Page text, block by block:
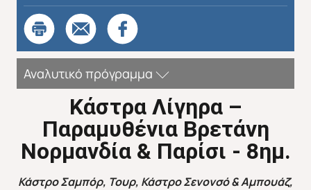
Αναλυτικό πρόγραμμα
Kάστρα Λίγηρα –
Παραμυθένια Βρετάνη
Νορμανδία & Παρίσι - 8ημ.
Κάστρο Σαμπόρ, Τουρ, Κάστρο Σενονσό & Αμπουάζ,